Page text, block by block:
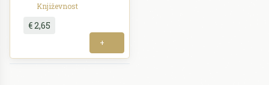
Književnost
€ 2,65
+